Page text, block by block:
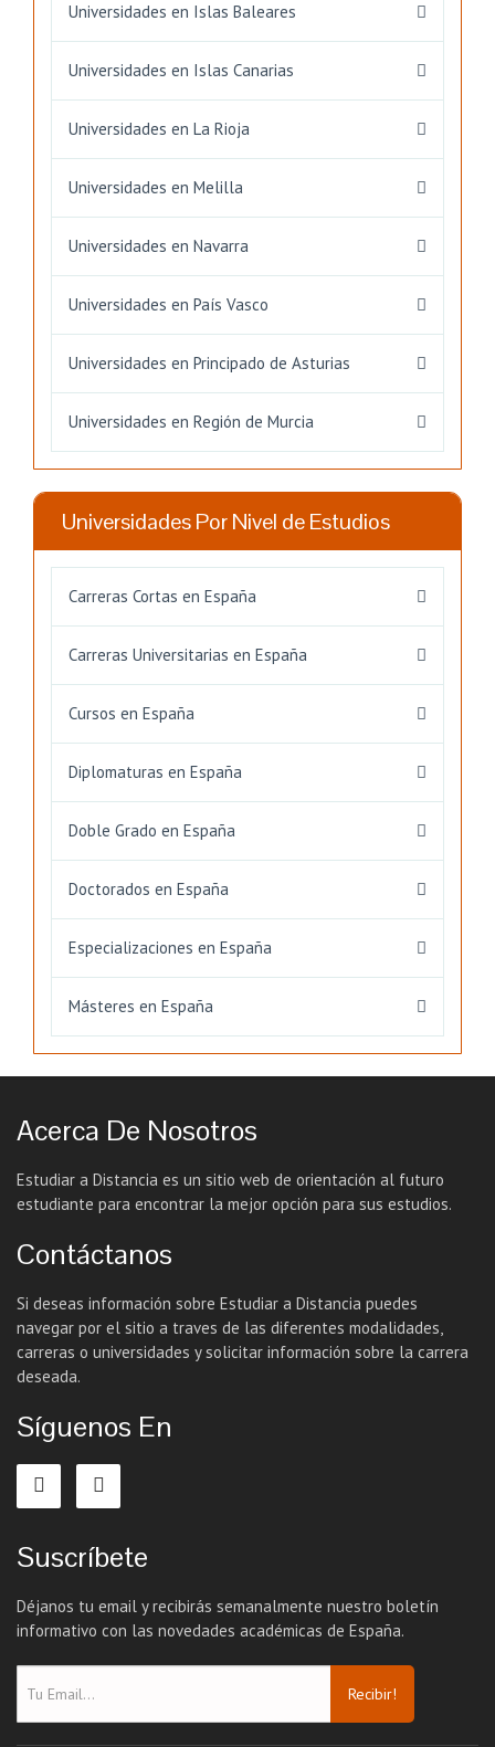
Universidades en Islas Baleares
Universidades en Islas Canarias
Universidades en La Rioja
Universidades en Melilla
Universidades en Navarra
Universidades en País Vasco
Universidades en Principado de Asturias
Universidades en Región de Murcia
Universidades Por Nivel de Estudios
Carreras Cortas en España
Carreras Universitarias en España
Cursos en España
Diplomaturas en España
Doble Grado en España
Doctorados en España
Especializaciones en España
Másteres en España
Acerca De Nosotros
Estudiar a Distancia es un sitio web de orientación al futuro
estudiante para encontrar la mejor opción para sus estudios.
Contáctanos
Si deseas información sobre Estudiar a Distancia puedes
navegar por el sitio a traves de las diferentes modalidades,
carreras o universidades y solicitar información sobre la carrera
deseada.
Síguenos En
Suscríbete
Déjanos tu email y recibirás semanalmente nuestro boletín
informativo con las novedades académicas de España.
Recibir!